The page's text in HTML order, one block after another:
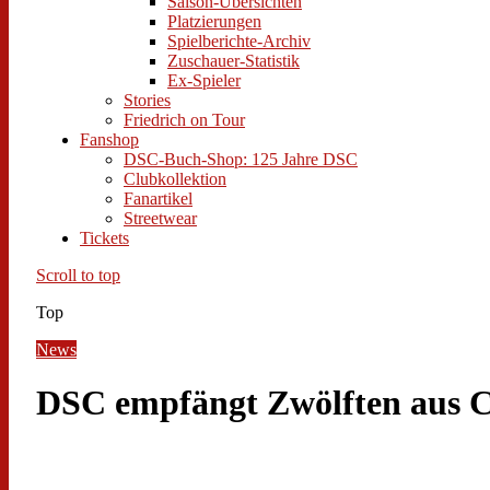
Platzierungen
Spielberichte-Archiv
Zuschauer-Statistik
Ex-Spieler
Stories
Friedrich on Tour
Fanshop
DSC-Buch-Shop: 125 Jahre DSC
Clubkollektion
Fanartikel
Streetwear
Tickets
Scroll to top
Top
News
DSC empfängt Zwölften aus